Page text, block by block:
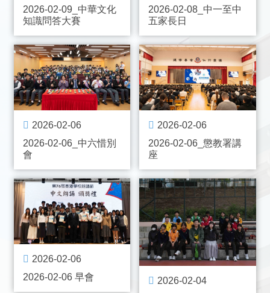
2026-02-09_中華文化
知識問答大賽
2026-02-08_中一至中
五家長日
2026-02-06
2026-02-06_中六惜別
會
2026-02-06
2026-02-06_懲教署講
座
2026-02-06
2026-02-06 早會
2026-02-04